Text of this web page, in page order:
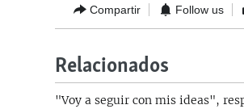
Compartir Follow us
Relacionados
"Voy a seguir con mis ideas",